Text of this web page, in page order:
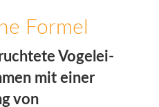
Formel
Vogelei-
mit einer
von